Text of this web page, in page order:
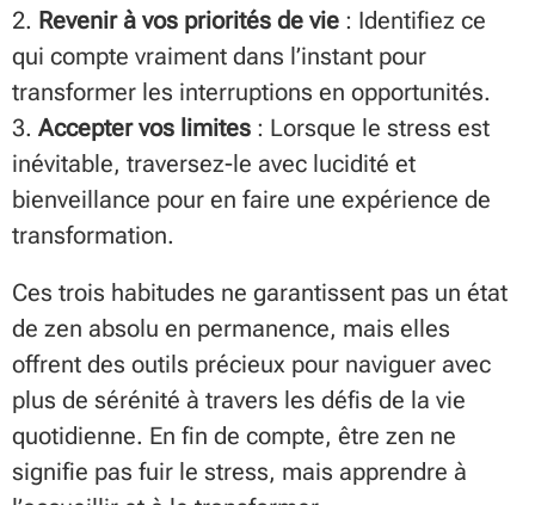
2. Revenir à vos priorités de vie : Identifiez ce
qui compte vraiment dans l’instant pour
transformer les interruptions en opportunités.
3. Accepter vos limites : Lorsque le stress est
inévitable, traversez-le avec lucidité et
bienveillance pour en faire une expérience de
transformation.
Ces trois habitudes ne garantissent pas un état
de zen absolu en permanence, mais elles
offrent des outils précieux pour naviguer avec
plus de sérénité à travers les défis de la vie
quotidienne. En fin de compte, être zen ne
signifie pas fuir le stress, mais apprendre à